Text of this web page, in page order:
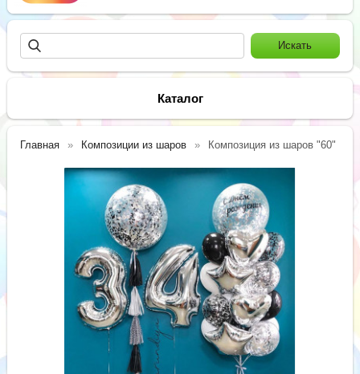
Каталог
Главная Композиции из шаров Композиция из шаров "60"